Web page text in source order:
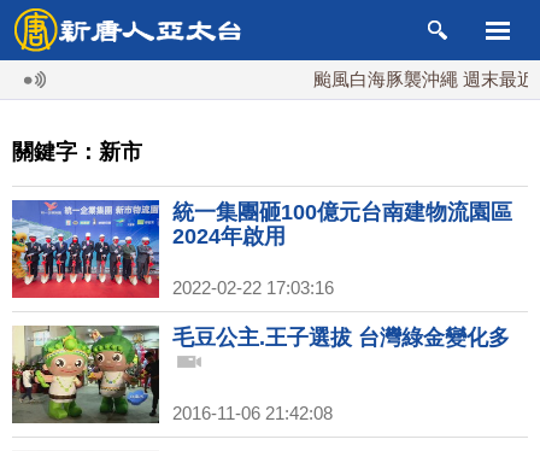
颱風白海豚襲沖繩 週末最近
關鍵字：新市
統一集團砸100億元台南建物流園區
2024年啟用
2022-02-22 17:03:16
毛豆公主.王子選拔 台灣綠金變化多
2016-11-06 21:42:08